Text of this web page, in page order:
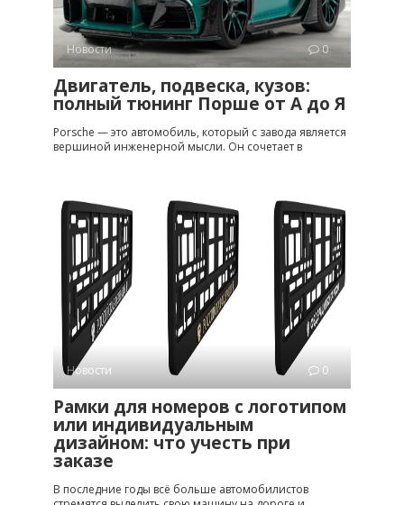
Новости 0
Двигатель, подвеска, кузов:
полный тюнинг Порше от A до Я
Porsche — это автомобиль, который с завода является
вершиной инженерной мысли. Он сочетает в
Новости 0
Рамки для номеров с логотипом
или индивидуальным
дизайном: что учесть при
заказе
В последние годы всё больше автомобилистов